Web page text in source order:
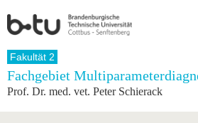
Startseite
Universität Forschung Studium International
Fakultät 2
Fachgebiet
Prof. Dr. med. vet. Peter Schierack